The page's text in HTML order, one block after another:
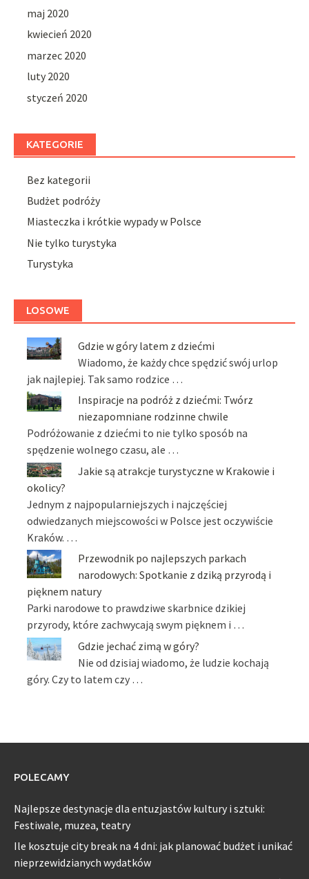
maj 2020
kwiecień 2020
marzec 2020
luty 2020
styczeń 2020
KATEGORIE
Bez kategorii
Budżet podróży
Miasteczka i krótkie wypady w Polsce
Nie tylko turystyka
Turystyka
LOSOWE
Gdzie w góry latem z dziećmi
Wiadomo, że każdy chce spędzić swój urlop
jak najlepiej. Tak samo rodzice …
Inspiracje na podróż z dziećmi: Twórz
niezapomniane rodzinne chwile
Podróżowanie z dziećmi to nie tylko sposób na
spędzenie wolnego czasu, ale …
Jakie są atrakcje turystyczne w Krakowie i
okolicy?
Jednym z najpopularniejszych i najczęściej
odwiedzanych miejscowości w Polsce jest oczywiście
Kraków. …
Przewodnik po najlepszych parkach
narodowych: Spotkanie z dziką przyrodą i
pięknem natury
Parki narodowe to prawdziwe skarbnice dzikiej
przyrody, które zachwycają swym pięknem i …
Gdzie jechać zimą w góry?
Nie od dzisiaj wiadomo, że ludzie kochają
góry. Czy to latem czy …
POLECAMY
Najlepsze destynacje dla entuzjastów kultury i sztuki:
Festiwale, muzea, teatry
Ile kosztuje city break na 4 dni: jak planować budżet i unikać
nieprzewidzianych wydatków